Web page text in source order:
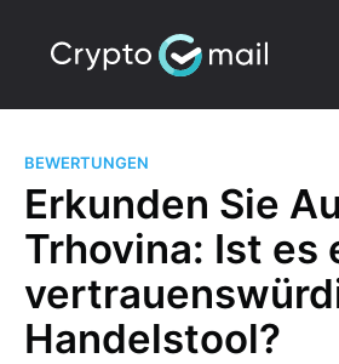
BEWERTUNGEN
Erkunden Sie
Trhovina: Ist es
Handelstool?